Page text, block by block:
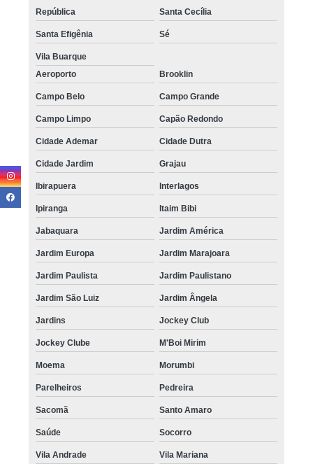
República Santa Cecília
Santa Efigênia Sé
Vila Buarque
Aeroporto
Brooklin
Campo Belo Campo Grande
Campo Limpo Capão Redondo
Cidade Ademar Cidade Dutra
Cidade Jardim Grajau
Ibirapuera Interlagos
Ipiranga Itaim Bibi
Jabaquara Jardim América
Jardim Europa Jardim Marajoara
Jardim Paulista Jardim Paulistano
Jardim São Luiz Jardim Ângela
Jardins Jockey Club
Jockey Clube M'Boi Mirim
Moema Morumbi
Parelheiros Pedreira
Sacomã Santo Amaro
Saúde Socorro
Vila Andrade Vila Mariana